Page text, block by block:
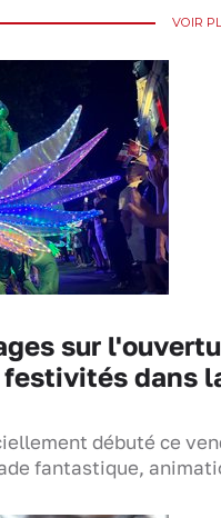
VOIR
sur
festivités dans
débuté ce
fantastique,